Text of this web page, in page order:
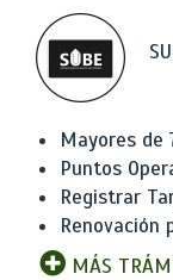
Mayores de
Puntos
Registrar
Renovación
MÁS